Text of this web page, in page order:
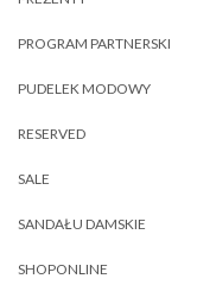
PROGRAM PARTNERSKI
PUDELEK MODOWY
RESERVED
SALE
SANDAŁU DAMSKIE
SHOPONLINE